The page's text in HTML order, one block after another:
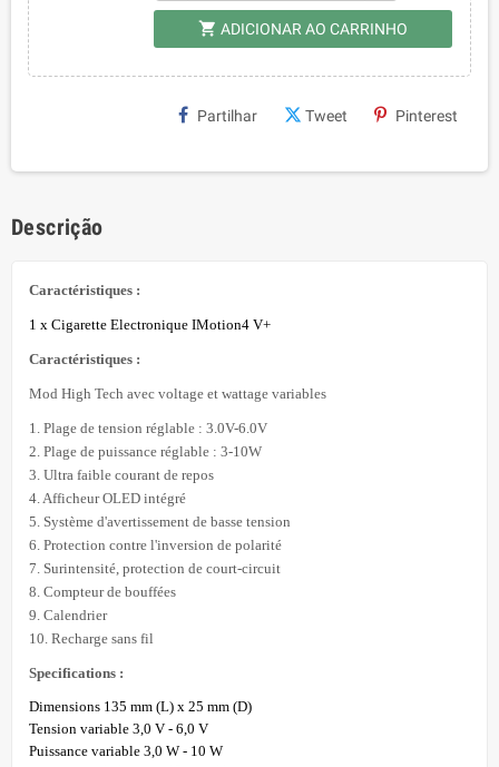
shopping_cart ADICIONAR AO CARRINHO
Partilhar Tweet Pinterest
Descrição
Caractéristiques :
1 x Cigarette Electronique IMotion4 V+
Caractéristiques :
Mod High Tech avec voltage et wattage variables
1. Plage de tension réglable : 3.0V-6.0V
2. Plage de puissance réglable : 3-10W
3. Ultra faible courant de repos
4. Afficheur OLED intégré
5. Système d'avertissement de basse tension
6. Protection contre l'inversion de polarité
7. Surintensité, protection de court-circuit
8. Compteur de bouffées
9. Calendrier
10. Recharge sans fil
Specifications :
Dimensions 135 mm (L) x 25 mm (D)
Tension variable 3,0 V - 6,0 V
Puissance variable 3,0 W - 10 W